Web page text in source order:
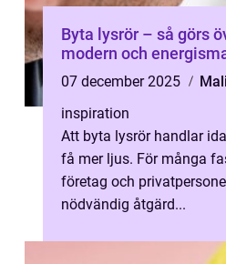
Byta lysrör – så görs
modern och
07 december 2025
inspiration
Att byta lysrör handlar
få mer ljus. För många
företag och
nödvändig åtgärd...